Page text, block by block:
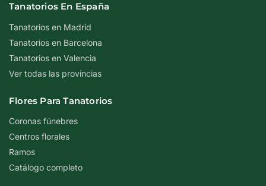
Tanatorios En España
Tanatorios en Madrid
Tanatorios en Barcelona
Tanatorios en Valencia
Ver todas las provincias
Flores Para Tanatorios
Coronas fúnebres
Centros florales
Ramos
Catálogo completo